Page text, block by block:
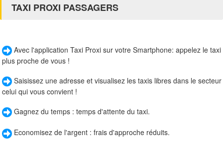
TAXI PROXI PASSAGERS
Avec l'application Taxi Proxi sur votre Smartphone: appelez le
plus proche de vous !
Saisissez une adresse et visualisez les taxis libres dans le
celui qui vous convient !
Gagnez du temps : temps d'attente du taxi.
Economisez de l'argent : frais d'approche réduits.